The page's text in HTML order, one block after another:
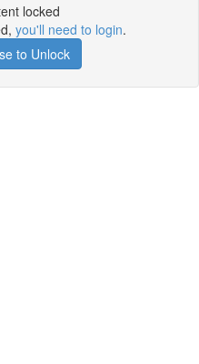
locked
you'll need to login.
to Unlock